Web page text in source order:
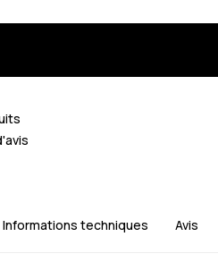
Informations techniques Avis